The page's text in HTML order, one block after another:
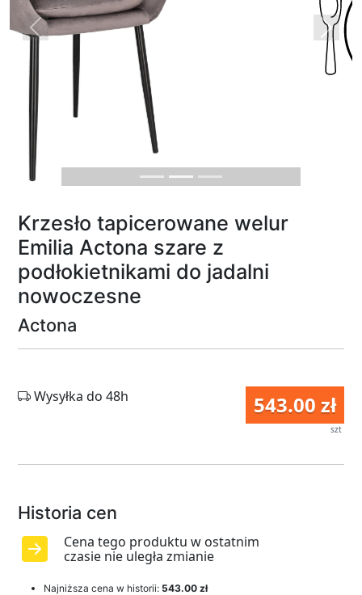
Previous Next
Krzesło tapicerowane welur
Emilia Actona szare z
podłokietnikami do jadalni
nowoczesne
Actona
543.00 zł
szt
Wysyłka do 48h
Historia cen
Cena tego produktu w ostatnim
czasie nie uległa zmianie
Najniższa cena w historii: 543.00 zł